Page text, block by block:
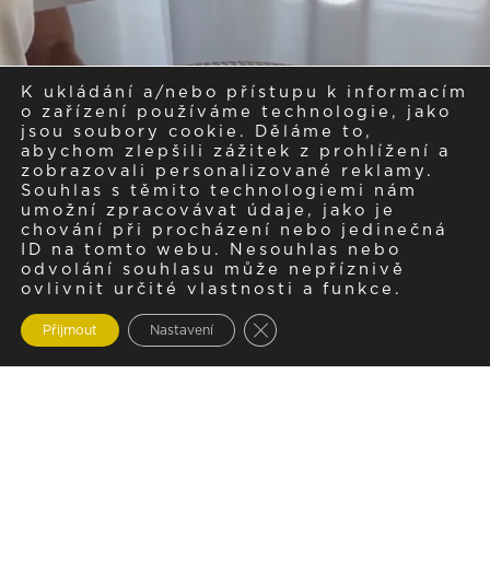
K ukládání a/nebo přístupu k informacím
o zařízení používáme technologie, jako
jsou soubory cookie. Děláme to,
abychom zlepšili zážitek z prohlížení a
zobrazovali personalizované reklamy.
Souhlas s těmito technologiemi nám
umožní zpracovávat údaje, jako je
chování při procházení nebo jedinečná
ID na tomto webu. Nesouhlas nebo
odvolání souhlasu může nepříznivě
ovlivnit určité vlastnosti a funkce.
Přijmout Nastavení Zavřít cookie lištu GDPR